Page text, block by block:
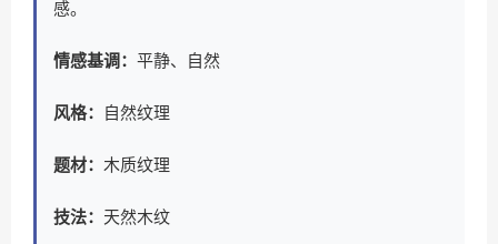
感。
情感基调： 平静、自然
风格： 自然纹理
题材： 木质纹理
技法： 天然木纹